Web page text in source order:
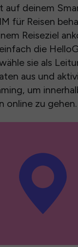
auf deinem
für Reisen
Reiseziel
die
sie als
aus und
um
online zu gehen.